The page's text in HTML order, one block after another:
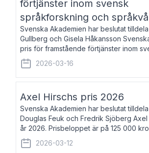
förtjänster inom svensk
språkforskning och
Svenska Akademien har beslutat
Gullberg och Gisela Håkansson
pris för framstående förtjänster inom
språkforskning och språkvård till minne
och Karin Forsberg för år 2026.
2026-03-16
Axel Hirschs pris 2026
Svenska Akademien har beslutat tilldela
Douglas Feuk och Fredrik Sjöberg
år 2026. Prisbeloppet är på 125 000
Johan Erséus, född 1959, är
journalist med mångårigt för
2026-03-12